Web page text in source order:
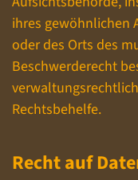
ihres gewöhnlichen
oder des Orts des
Beschwerderecht
Rechtsbehelfe.
Recht auf